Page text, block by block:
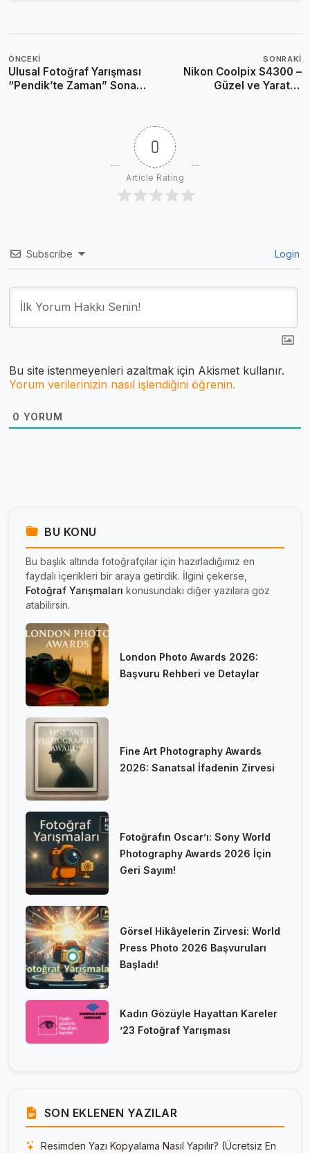
ÖNCEKI
Ulusal Fotoğraf Yarışması
“Pendik’te Zaman” Sona
SONRAKI
Nikon Coolpix S4300 –
Güzel ve Yaratıcı
0
Article Rating
Subscribe Login
Bu site istenmeyenleri azaltmak için Akismet kullanır.
Yorum verilerinizin nasıl işlendiğini öğrenin.
0 YORUM
BU KONU
Bu başlık altında fotoğrafçılar için hazırladığımız en
faydalı içerikleri bir araya getirdik. İlgini çekerse,
Fotoğraf Yarışmaları konusundaki diğer yazılara göz
atabilirsin.
London Photo Awards 2026:
Başvuru Rehberi ve Detaylar
Fine Art Photography Awards
2026: Sanatsal İfadenin Zirvesi
Fotoğrafın Oscar’ı: Sony World
Photography Awards 2026 İçin
Geri Sayım!
Görsel Hikâyelerin Zirvesi: World
Press Photo 2026 Başvuruları
Başladı!
Kadın Gözüyle Hayattan Kareler
’23 Fotoğraf Yarışması
SON EKLENEN YAZILAR
Resimden Yazı Kopyalama Nasıl Yapılır? (Ücretsiz En